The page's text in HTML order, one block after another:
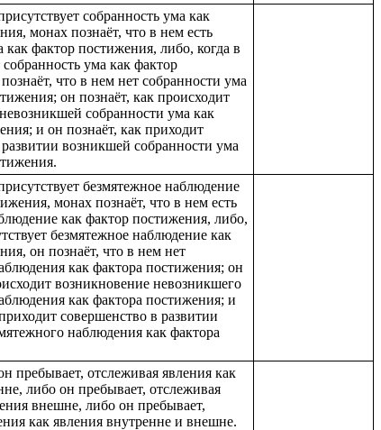
собранность ума как
монах познаёт, что в нем есть
как фактор постижения, либо, когда в
собранность ума как фактор
что в нем нет собранности ума
он познаёт, как происходит
собранности ума как
и он познаёт, как приходит
возникшей собранности ума
безмятежное наблюдение
монах познаёт, что в нем есть
как фактор постижения, либо,
безмятежное наблюдение как
он познаёт, что в нем нет
как фактора постижения; он
возникновение невозникшего
как фактора постижения; и
совершенство в развитии
наблюдения как фактора
пребывает, отслеживая явления как
либо он пребывает, отслеживая
внешне, либо он пребывает,
как явления внутренне и внешне.